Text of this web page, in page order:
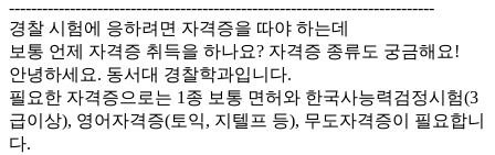
-----------------------------------------------------------------------------
경찰 시험에 응하려면 자격증을 따야 하는데
보통 언제 자격증 취득을 하나요? 자격증 종류도 궁금해요!
안녕하세요. 동서대 경찰학과입니다.
필요한 자격증으로는 1종 보통 면허와 한국사능력검정시험(3
급이상), 영어자격증(토익, 지텔프 등), 무도자격증이 필요합니
다.